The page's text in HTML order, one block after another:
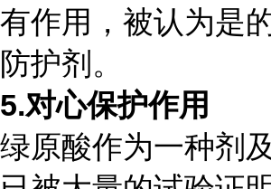
有作用，被认为是
防护剂。
5.对心保护作用
绿原酸作为一种剂